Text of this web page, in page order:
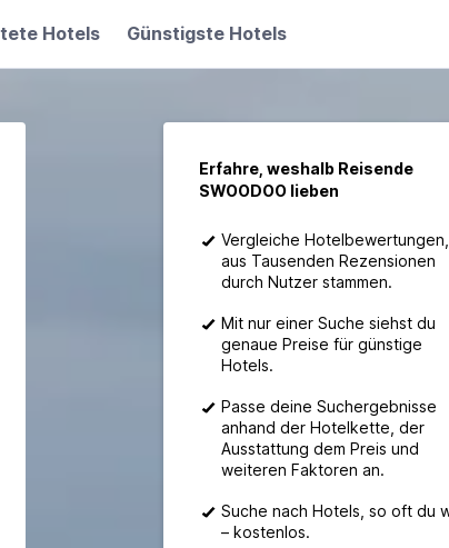
Hotels Günstigste Hotels
Erfahre, weshalb Reisende
SWOODOO lieben
Vergleiche
aus Tausenden Rezensionen
durch Nutzer stammen.
Mit nur einer Suche siehst du
genaue Preise für günstige
Hotels.
Passe deine Suchergebnisse
anhand der Hotelkette, der
Ausstattung dem Preis und
weiteren Faktoren an.
Suche nach Hotels, so oft du
– kostenlos.